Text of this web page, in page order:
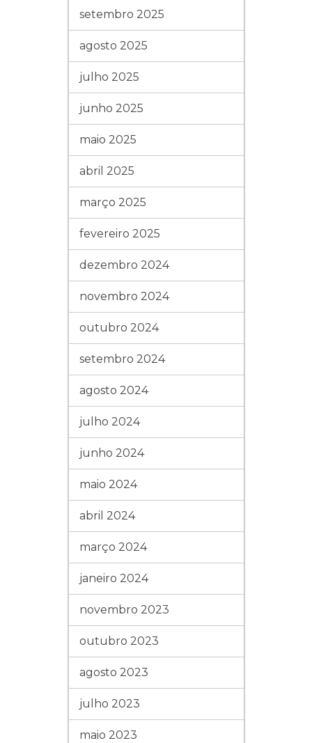
setembro 2025
agosto 2025
julho 2025
junho 2025
maio 2025
abril 2025
março 2025
fevereiro 2025
dezembro 2024
novembro 2024
outubro 2024
setembro 2024
agosto 2024
julho 2024
junho 2024
maio 2024
abril 2024
março 2024
janeiro 2024
novembro 2023
outubro 2023
agosto 2023
julho 2023
maio 2023